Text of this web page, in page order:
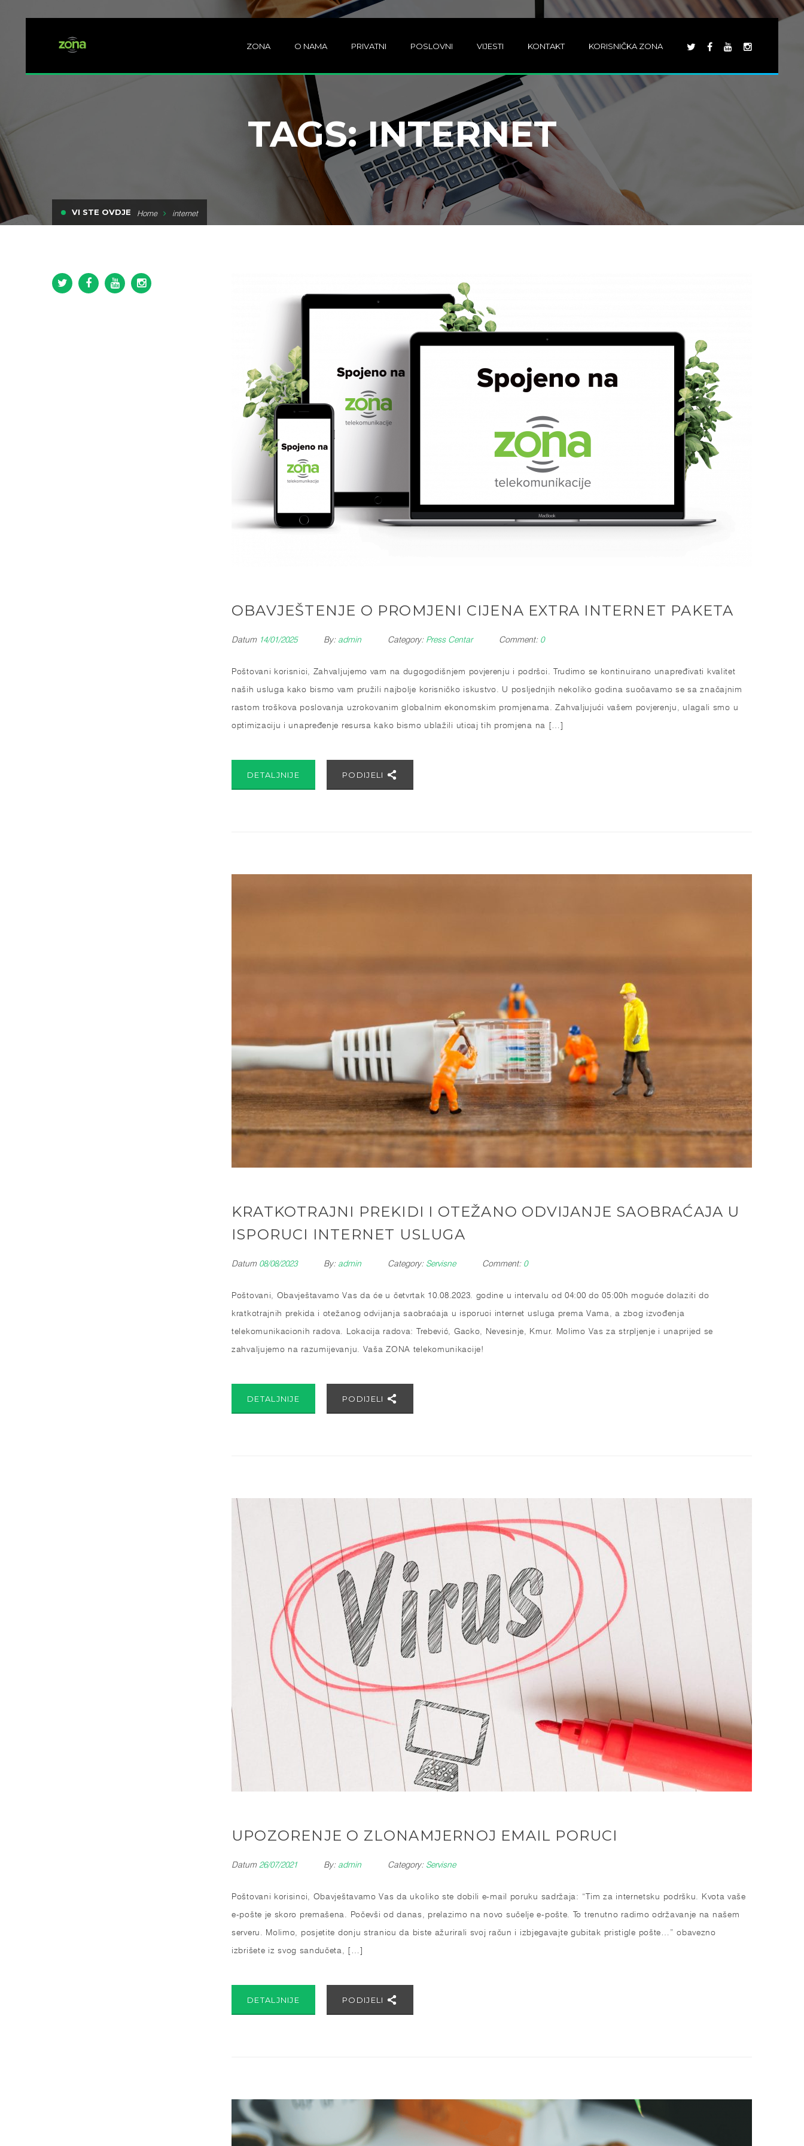
ZONA O NAMA PRIVATNI POSLOVNI VIJESTI KONTAKT KORISNIČKA ZONA
TAGS: INTERNET
VI STE OVDJE Home internet
OBAVJEŠTENJE O PROMJENI CIJENA EXTRA INTERNET PAKETA
Datum 14/01/2025 By: admin Category: Press Centar Comment: 0
Poštovani korisnici, Zahvaljujemo vam na dugogodišnjem povjerenju i podršci. Trudimo se kontinuirano unapređivati kvalitet
naših usluga kako bismo vam pružili najbolje korisničko iskustvo. U posljednjih nekoliko godina suočavamo se sa značajnim
rastom troškova poslovanja uzrokovanim globalnim ekonomskim promjenama. Zahvaljujući vašem povjerenju, ulagali smo u
optimizaciju i unapređenje resursa kako bismo ublažili uticaj tih promjena na […]
DETALJNIJE PODIJELI
KRATKOTRAJNI PREKIDI I OTEŽANO ODVIJANJE SAOBRAĆAJA U
ISPORUCI INTERNET USLUGA
Datum 08/08/2023 By: admin Category: Servisne Comment: 0
Poštovani, Obavještavamo Vas da će u četvrtak 10.08.2023. godine u intervalu od 04:00 do 05:00h moguće dolaziti do
kratkotrajnih prekida i otežanog odvijanja saobraćaja u isporuci internet usluga prema Vama, a zbog izvođenja
telekomunikacionih radova. Lokacija radova: Trebević, Gacko, Nevesinje, Kmur. Molimo Vas za strpljenje i unaprijed se
zahvaljujemo na razumijevanju. Vaša ZONA telekomunikacije!
DETALJNIJE PODIJELI
UPOZORENJE O ZLONAMJERNOJ EMAIL PORUCI
Datum 26/07/2021 By: admin Category: Servisne
Poštovani korisinci, Obavještavamo Vas da ukoliko ste dobili e-mail poruku sadržaja: “Tim za internetsku podršku. Kvota vaše
e-pošte je skoro premašena. Počevši od danas, prelazimo na novo sučelje e-pošte. To trenutno radimo održavanje na našem
serveru. Molimo, posjetite donju stranicu da biste ažurirali svoj račun i izbjegavajte gubitak pristigle pošte…” obavezno
izbrišete iz svog sandučeta, […]
DETALJNIJE PODIJELI